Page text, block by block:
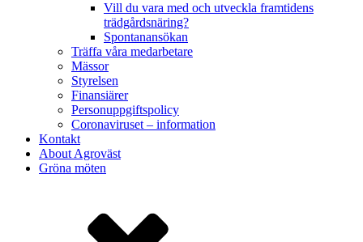
Vill du vara med och utveckla framtidens
trädgårdsnäring?
Spontanansökan
Träffa våra medarbetare
Mässor
Styrelsen
Finansiärer
Personuppgiftspolicy
Coronaviruset – information
Kontakt
About Agroväst
Gröna möten